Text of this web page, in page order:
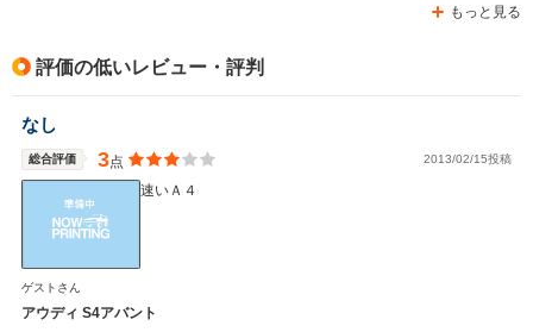
もっと見る
評価の低いレビュー・評判
なし
総合評価 3点 2013/02/15投稿
速いＡ４
ゲストさん
アウディ S4アバント